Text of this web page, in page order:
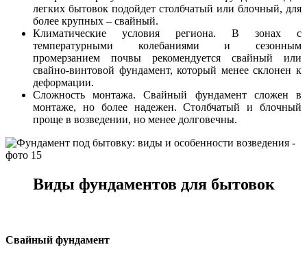
легких бытовок подойдет столбчатый или блочный, для
более крупных – свайный.
Климатические условия региона. В зонах с
температурными колебаниями и сезонным
промерзанием почвы рекомендуется свайный или
свайно-винтовой фундамент, который менее склонен к
деформации.
Сложность монтажа. Свайный фундамент сложен в
монтаже, но более надежен. Столбчатый и блочный
проще в возведении, но менее долговечны.
Виды фундаментов для бытовок
Свайный фундамент